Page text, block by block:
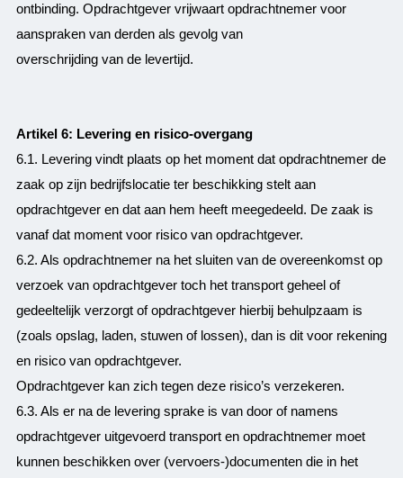
ontbinding. Opdrachtgever vrijwaart opdrachtnemer voor
aanspraken van derden als gevolg van
overschrijding van de levertijd.
Artikel 6: Levering en risico-overgang
6.1. Levering vindt plaats op het moment dat opdrachtnemer de
zaak op zijn bedrijfslocatie ter beschikking stelt aan
opdrachtgever en dat aan hem heeft meegedeeld. De zaak is
vanaf dat moment voor risico van opdrachtgever.
6.2. Als opdrachtnemer na het sluiten van de overeenkomst op
verzoek van opdrachtgever toch het transport geheel of
gedeeltelijk verzorgt of opdrachtgever hierbij behulpzaam is
(zoals opslag, laden, stuwen of lossen), dan is dit voor rekening
en risico van opdrachtgever.
Opdrachtgever kan zich tegen deze risico’s verzekeren.
6.3. Als er na de levering sprake is van door of namens
opdrachtgever uitgevoerd transport en opdrachtnemer moet
kunnen beschikken over (vervoers-)documenten die in het